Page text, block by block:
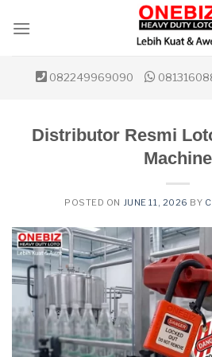
082249969090
Distributor Resmi
Machine
POSTED ON JUNE 11, 2026 BY